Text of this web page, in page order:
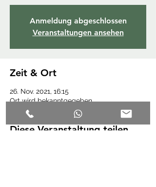
Anmeldung abgeschlossen
Veranstaltungen ansehen
Zeit & Ort
26. Nov. 2021, 16:15
Ort wird bekanntgegeben
Diese Veranstaltung teilen